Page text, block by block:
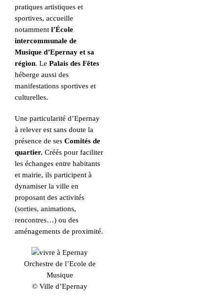
pratiques artistiques et
sportives, accueille
notamment l’École
intercommunale de
Musique d’Epernay et sa
région. Le Palais des Fêtes
héberge aussi des
manifestations sportives et
culturelles.
Une particularité d’Epernay
à relever est sans doute la
présence de ses Comités de
quartier. Créés pour faciliter
les échanges entre habitants
et mairie, ils participent à
dynamiser la ville en
proposant des activités
(sorties, animations,
rencontres…) ou des
aménagements de proximité.
Orchestre de l’Ecole de
Musique
© Ville d’Epernay